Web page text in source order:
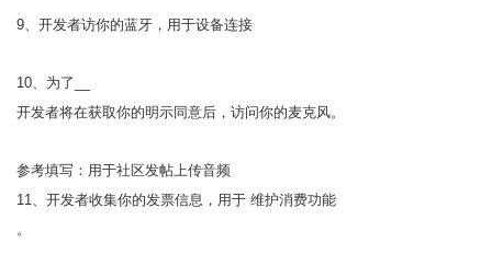
9、开发者访你的蓝牙，用于设备连接
10、为了__
开发者将在获取你的明示同意后，访问你的麦克风。
参考填写：用于社区发帖上传音频
11、开发者收集你的发票信息，用于 维护消费功能
。